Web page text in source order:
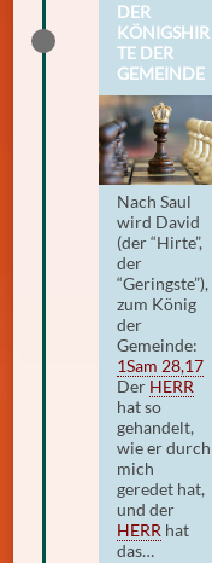
DER
KÖNIGSHIR
TE DER
GEMEINDE
Nach Saul
wird David
(der “Hirte”,
der
“Geringste”),
zum König
der
Gemeinde:
1Sam 28,17
Der HERR
hat so
gehandelt,
wie er durch
mich
geredet hat,
und der
HERR hat
das…